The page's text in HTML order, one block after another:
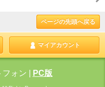
ページの先頭へ戻る
マイアカウント
フォン PC版